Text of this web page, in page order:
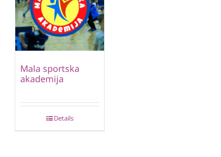
Mala sportska
akademija
Details